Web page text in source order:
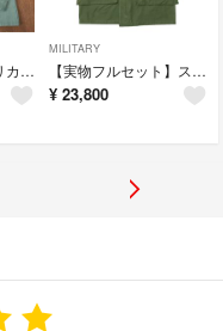
【放出美品】アメリカ軍 U.S.ARMY OG-507 15 1/2×33
MILITARY
【実物フルセット】スウェーデン軍 M59コート ライナー付き サイズC50
¥ 23,800